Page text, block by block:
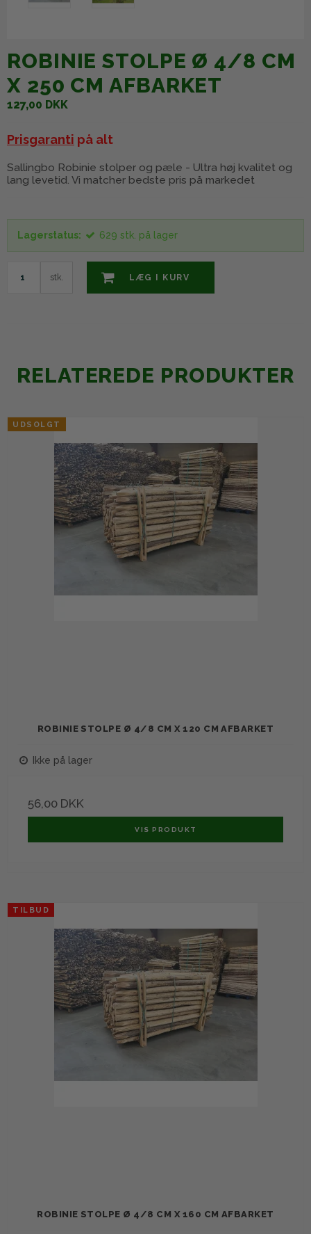
ROBINIE STOLPE Ø 4/8 CM
X 250 CM AFBARKET
127,00 DKK
Prisgaranti på alt
Sallingbo Robinie stolper og pæle - Ultra høj kvalitet og
lang levetid. Vi matcher bedste pris på markedet
Lagerstatus: 629 stk. på lager
stk. LÆG I KURV
RELATEREDE PRODUKTER
UDSOLGT
ROBINIE STOLPE Ø 4/8 CM X 120 CM AFBARKET
Ikke på lager
56,00 DKK
VIS PRODUKT
TILBUD
ROBINIE STOLPE Ø 4/8 CM X 160 CM AFBARKET